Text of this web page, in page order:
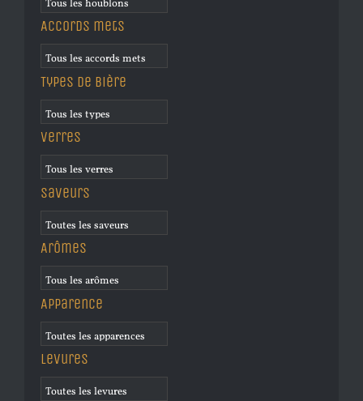
Accords mets
Types de bière
Verres
Saveurs
Arômes
Apparence
Levures